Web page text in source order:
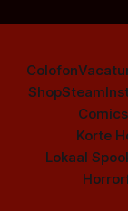
Colofon
ShopSteam
Comics
Korte
Lokaal